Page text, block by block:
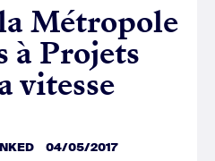
Métropole
à Projets
vitesse
04/05/2017